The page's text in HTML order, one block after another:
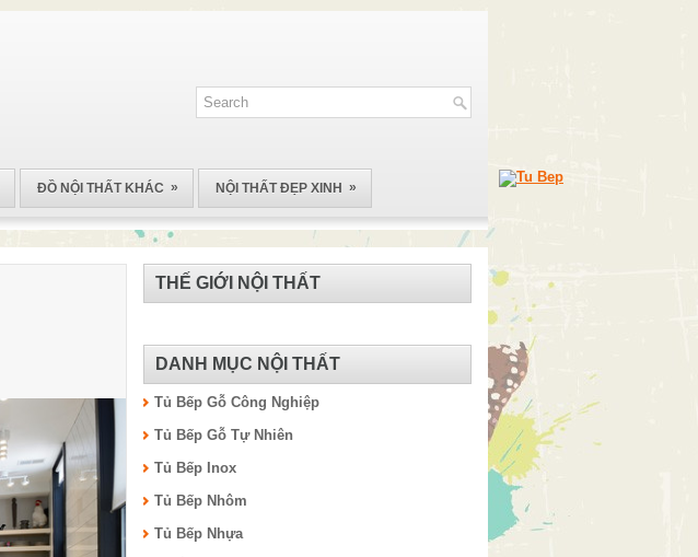
ĐỒ NỘI THẤT KHÁC » NỘI THẤT ĐẸP XINH »
THẾ GIỚI NỘI THẤT
DANH MỤC NỘI THẤT
Tủ Bếp Gỗ Công Nghiệp
Tủ Bếp Gỗ Tự Nhiên
Tủ Bếp Inox
Tủ Bếp Nhôm
Tủ Bếp Nhựa